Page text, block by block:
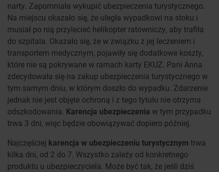
narty. Zapomniała wykupić ubezpieczenia turystycznego.
Na miejscu okazało się, że uległa wypadkowi na stoku i
musiał po nią przylecieć helikopter ratowniczy, aby trafiła
do szpitala. Okazało się, że w związku z jej leczeniem i
transportem medycznym, pojawiły się dodatkowe koszty,
które nie są pokrywane w ramach karty EKUZ. Pani Anna
zdecydowała się na zakup ubezpieczenia turystycznego w
tym samym dniu, w którym doszło do wypadku. Zdarzenie
jednak nie jest objęte ochroną i z tego tytułu nie otrzyma
odszkodowania. Karencja ubezpieczenia w tym przypadku
trwa 3 dni, więc będzie obowiązywać dopiero później.
Najczęściej karencja w ubezpieczeniu turystycznym trwa
kilka dni, od 2 do 7. Wszystko zależy od konkretnego
produktu u ubezpieczyciela. Może być tak, że jeśli dziś